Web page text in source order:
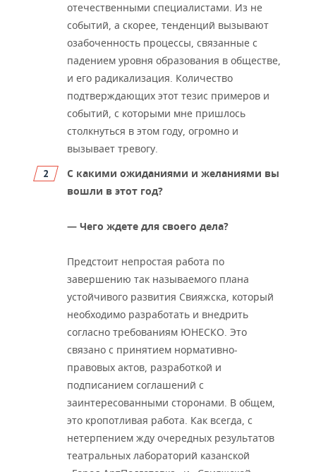
отечественными специалистами. Из не
событий, а скорее, тенденций вызывают
озабоченность процессы, связанные с
падением уровня образования в обществе,
и его радикализация. Количество
подтверждающих этот тезис примеров и
событий, с которыми мне пришлось
столкнуться в этом году, огромно и
вызывает тревогу.
С какими ожиданиями и желаниями вы
вошли в этот год?
— Чего ждете для своего дела?
Предстоит непростая работа по
завершению так называемого плана
устойчивого развития Свияжска, который
необходимо разработать и внедрить
согласно требованиям ЮНЕСКО. Это
связано с принятием нормативно-
правовых актов, разработкой и
подписанием соглашений с
заинтересованными сторонами. В общем,
это кропотливая работа. Как всегда, с
нетерпением жду очередных результатов
театральных лабораторий казанской